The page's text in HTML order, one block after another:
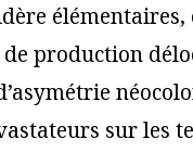
production
sur les